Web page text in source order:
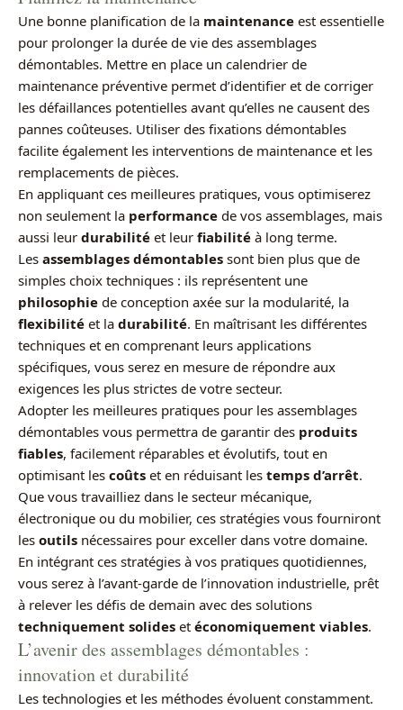
Une bonne planification de la maintenance est essentielle
pour prolonger la durée de vie des assemblages
démontables. Mettre en place un calendrier de
maintenance préventive permet d’identifier et de corriger
les défaillances potentielles avant qu’elles ne causent des
pannes coûteuses. Utiliser des fixations démontables
facilite également les interventions de maintenance et les
remplacements de pièces.
En appliquant ces meilleures pratiques, vous optimiserez
non seulement la performance de vos assemblages, mais
aussi leur durabilité et leur fiabilité à long terme.
Les assemblages démontables sont bien plus que de
simples choix techniques : ils représentent une
philosophie de conception axée sur la modularité, la
flexibilité et la durabilité. En maîtrisant les différentes
techniques et en comprenant leurs applications
spécifiques, vous serez en mesure de répondre aux
exigences les plus strictes de votre secteur.
Adopter les meilleures pratiques pour les assemblages
démontables vous permettra de garantir des produits
fiables, facilement réparables et évolutifs, tout en
optimisant les coûts et en réduisant les temps d’arrêt.
Que vous travailliez dans le secteur mécanique,
électronique ou du mobilier, ces stratégies vous fourniront
les outils nécessaires pour exceller dans votre domaine.
En intégrant ces stratégies à vos pratiques quotidiennes,
vous serez à l’avant-garde de l’innovation industrielle, prêt
à relever les défis de demain avec des solutions
techniquement solides et économiquement viables.
L’avenir des assemblages démontables :
innovation et durabilité
Les technologies et les méthodes évoluent constamment.